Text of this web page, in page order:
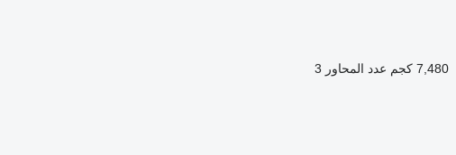
7,480 كجم عدد المحاور 3